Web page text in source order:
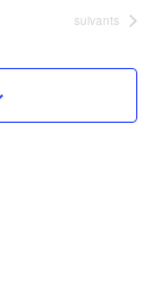
Évènements
suivants